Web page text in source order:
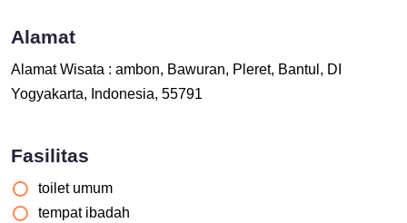
Alamat
Alamat Wisata : ambon, Bawuran, Pleret, Bantul, DI
Yogyakarta, Indonesia, 55791
Fasilitas
toilet umum
tempat ibadah